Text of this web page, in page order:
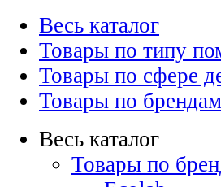
Весь каталог
Товары по типу
Товары по сфере
Товары по брендам
Весь каталог
Товары по